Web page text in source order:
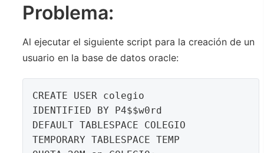
Problema:
Al ejecutar el siguiente script para la creación de un
usuario en la base de datos oracle:
CREATE USER colegio
IDENTIFIED BY P4$$w0rd
DEFAULT TABLESPACE COLEGIO
TEMPORARY TABLESPACE TEMP